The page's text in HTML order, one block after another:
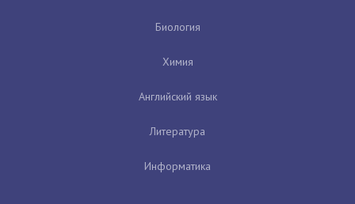
Биология
Химия
Английский язык
Литература
Информатика